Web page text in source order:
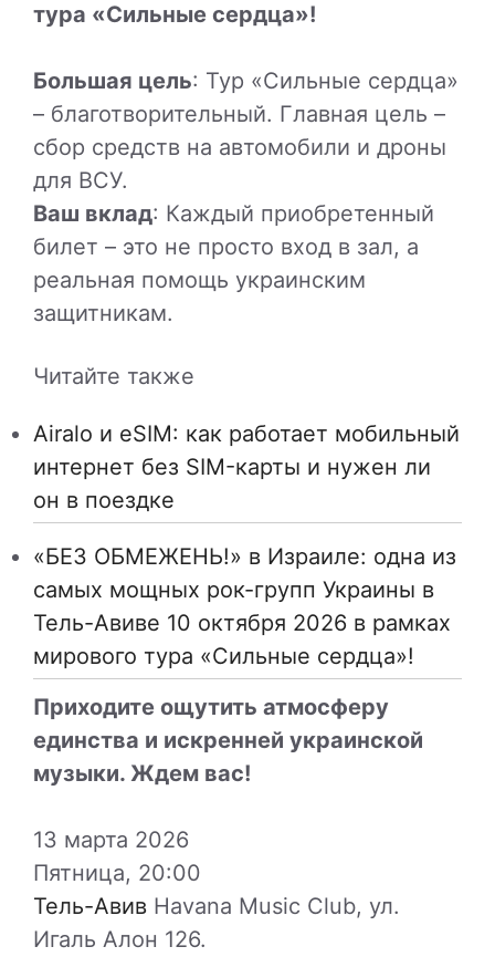
тура «Сильные сердца»!
Большая цель: Тур «Сильные сердца»
– благотворительный. Главная цель –
сбор средств на автомобили и дроны
для ВСУ.
Ваш вклад: Каждый приобретенный
билет – это не просто вход в зал, а
реальная помощь украинским
защитникам.
Читайте также
Airalo и eSIM: как работает мобильный
интернет без SIM-карты и нужен ли
он в поездке
«БЕЗ ОБМЕЖЕНЬ!» в Израиле: одна из
самых мощных рок-групп Украины в
Тель-Авиве 10 октября 2026 в рамках
мирового тура «Сильные сердца»!
Приходите ощутить атмосферу
единства и искренней украинской
музыки. Ждем вас!
13 марта 2026
Пятница, 20:00
Тель-Авив Havana Music Club, ул.
Игаль Алон 126.